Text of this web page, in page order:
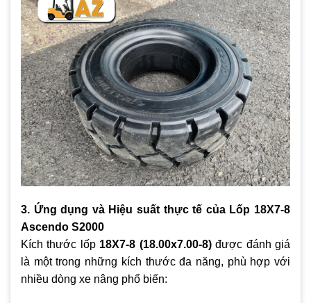
3. Ứng dụng và Hiệu suất thực tế của Lốp 18X7-8
Ascendo S2000
Kích thước lốp 18X7-8 (18.00x7.00-8)được đánh giá
là một trong những kích thước đa năng, phù hợp với
nhiều dòng xe nâng phổ biến: